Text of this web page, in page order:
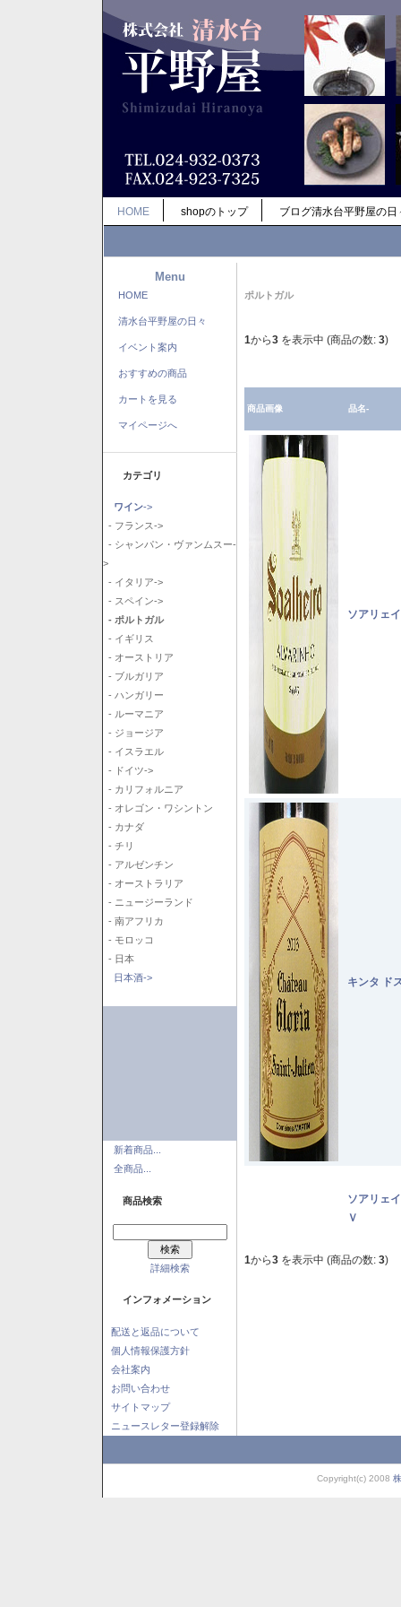
HOME shopのトップ ブログ清水台平野屋の日
Menu
HOME
清水台平野屋の日々
イベント案内
おすすめの商品
カートを見る
マイページへ
カテゴリ
ワイン->
- フランス->
- シャンパン・ヴァンムスー-
>
- イタリア->
- スペイン->
- ポルトガル
- イギリス
- オーストリア
- ブルガリア
- ハンガリー
- ルーマニア
- ジョージア
- イスラエル
- ドイツ->
- カリフォルニア
- オレゴン・ワシントン
- カナダ
- チリ
- アルゼンチン
- オーストラリア
- ニュージーランド
- 南アフリカ
- モロッコ
- 日本
日本酒->
新着商品...
全商品...
商品検索
詳細検索
インフォメーション
配送と返品について
個人情報保護方針
会社案内
お問い合わせ
サイトマップ
ニュースレター登録解除
ポルトガル
1から3 を表示中 (商品の数: 3)
商品画像 品名-
ソアリェ
キンタ ド
ソアリェ
Ｖ
1から3 を表示中 (商品の数: 3)
Copyright(c) 2008